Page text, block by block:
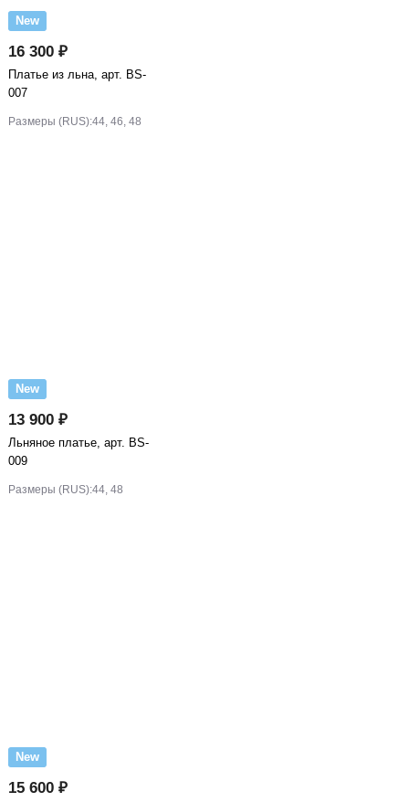
New
16 300 ₽
Платье из льна, арт. BS-
007
Размеры (RUS):44, 46, 48
New
13 900 ₽
Льняное платье, арт. BS-
009
Размеры (RUS):44, 48
New
15 600 ₽